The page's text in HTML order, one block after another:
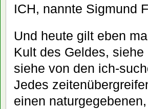
ICH, nannte Sigmund
Und heute gilt eben
Kult des Geldes,
siehe von den ich-
Jedes
einen